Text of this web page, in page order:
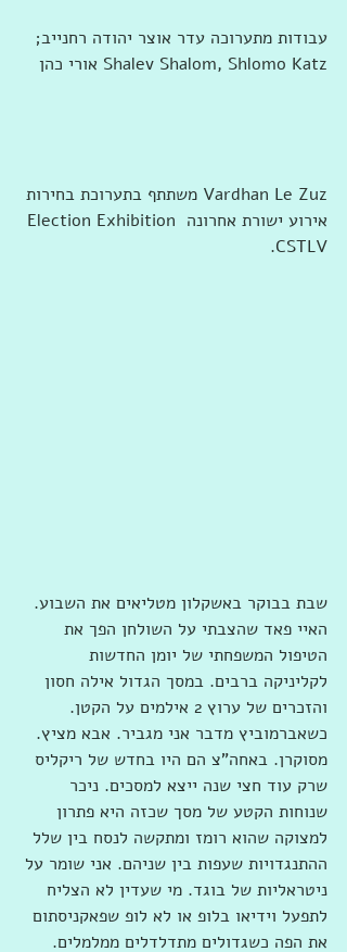
עבודות מתערוכה עדר אוצר יהודה רחנייב;
Shalev Shalom, Shlomo Katz אורי כהן
‏‎Vardhan Le Zuz‎‏ ‏‏משתתף ב‏תערוכת בחירות
אירוע ישורת אחרונה Election Exhibition
CSTLV‏.
שבת בבוקר באשקלון מטליאים את השבוע.
האיי פאד שהצבתי על השולחן הפך את
הטיפול המשפחתי של יומן החדשות
לקליניקה ברבים. במסך הגדול אילה חסון
והזכרים של ערוץ 2 אילמים על הקטן.
כשאברמוביץ מדבר אני מגביר. אבא מציץ.
מסוקרן. באחה"צ הם היו בחדש של ריקליס
שרק עוד חצי שנה ייצא למסכים. ניכר
שנוחות הקטע של מסך שכזה היא פתרון
למצוקה שהוא רומז ומתקשה לנסח בין שלל
ההתנגדויות שעפות בין שניהם. אני שומר על
ניטראליות של בוגד. מי שעדין לא הצליח
לתפעל וידיאו בלופ או לא לופ שפאקניסתום
את הפה כשגדולים מתדלדלים ממלמלים.